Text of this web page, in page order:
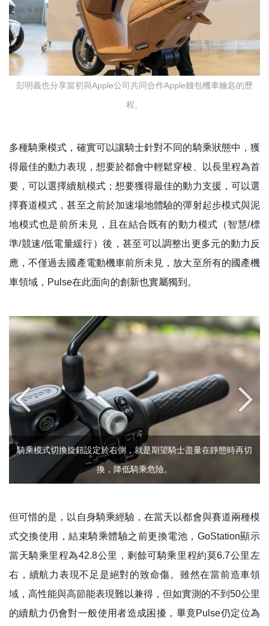
彭明義也分享當初與Apple公司共同合作Apple錢包機車鑰匙的歷
程。
多種騎乘模式，確實可以讓騎士針對不同的騎乘狀態中，獲
得最佳的動力表現，想要於都會中輕鬆穿梭、以長里程為首
要，可以選擇續航模式；想要獲得最佳的動力支援，可以選
擇賽道模式，甚至之前於加速場地體驗的彈射起步模式與泥
地模式也是前所未見，且在結合既有的動力模式（智慧/標
準/競速/低電量緩行）後，甚至可以調整出更多元的動力反
應，不僅過去國產電動機車前所未見，放大至所有的國產機
車領域， Pulse在此面向的創新也實屬獨到。
騎乘模式切換旋鈕設定於右側，就是期望騎士盡量在靜態時再切
換，降低騎乘危險。
但可惜的是，以自身騎乘經驗，在當天以都會與賽道兩種模
式交換使用，結束騎乘體驗之前更換電池， GoStation顯示
當天騎乘里程為42.8公里，剩餘可騎乘里程約莫6.7公里左
右，續航力表現不足是絕對的致命傷。雖然在當前造車領
域，高性能與高節能表現難以兼得，但如實測的不到 50公里
的續航力仍會對一般使用者造成困擾，畢竟Pulse仍定位為